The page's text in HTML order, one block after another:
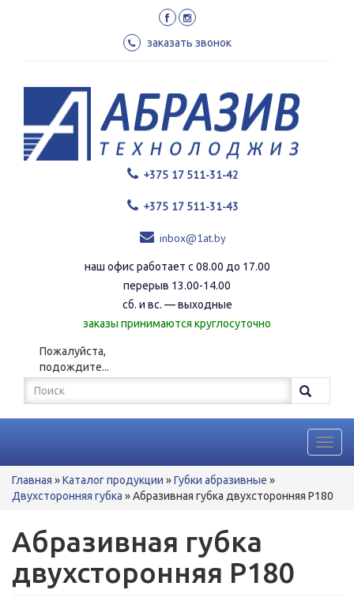
заказать звонок
+375 17 511-31-42
+375 17 511-31-43
inbox@1at.by
наш офис работает с 08.00 до 17.00
перерыв 13.00-14.00
сб. и вс. — выходные
заказы принимаются круглосуточно
Пожалуйста,
подождите...
Форма
поиска
Поиск
Вы
здесь
Главная »Каталог продукции »Губки абразивные »
Двухсторонняя губка »Абразивная губка двухсторонняя Р180
Абразивная губка
двухсторонняя Р180